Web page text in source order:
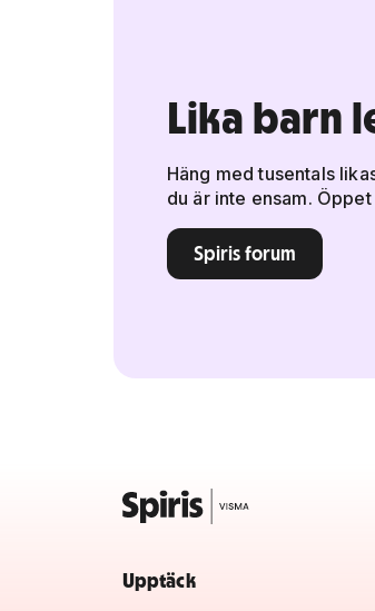
Lika barn
Häng med tusentals
du är inte ensam.
Spiris forum
Upptäck